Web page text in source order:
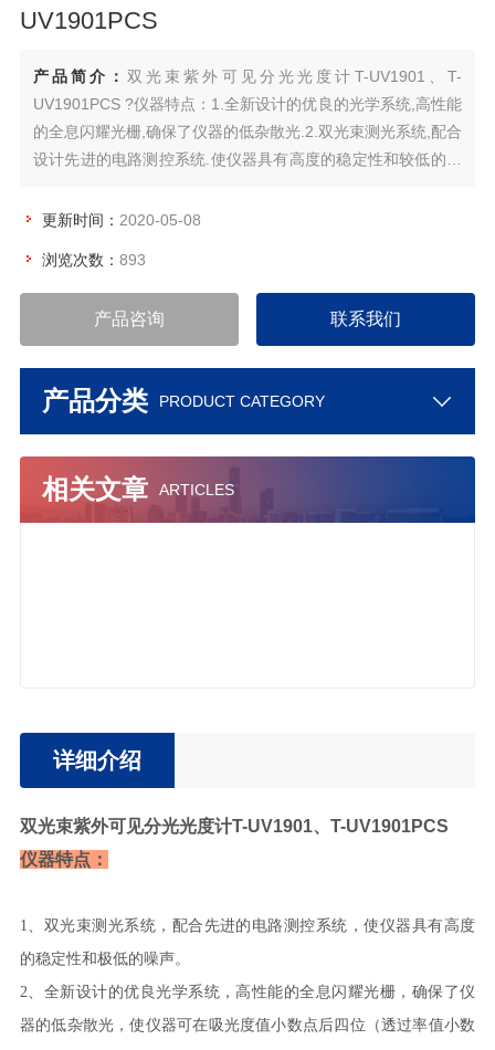
UV1901PCS
产品简介： 双光束紫外可见分光光度计T-UV1901、T-
UV1901PCS ?仪器特点：1.全新设计的优良的光学系统,高性能
的全息闪耀光栅,确保了仪器的低杂散光.2.双光束测光系统,配合
设计先进的电路测控系统.使仪器具有高度的稳定性和较低的噪
性和高稳定性.~
更新时间： 2020-05-08
浏览次数： 893
产品咨询 联系我们
产品分类 PRODUCT CATEGORY
相关文章 ARTICLES
详细介绍
双光束紫外可见分光光度计T-UV1901、T-UV1901PCS
仪器特点：
1、双光束测光系统，配合先进的电路测控系统，使仪器具有高度
的稳定性和极低的噪声。
2、全新设计的优良光学系统，高性能的全息闪耀光栅，确保了仪
器的低杂散光，使仪器可在吸光度值小数点后四位（透过率值小数